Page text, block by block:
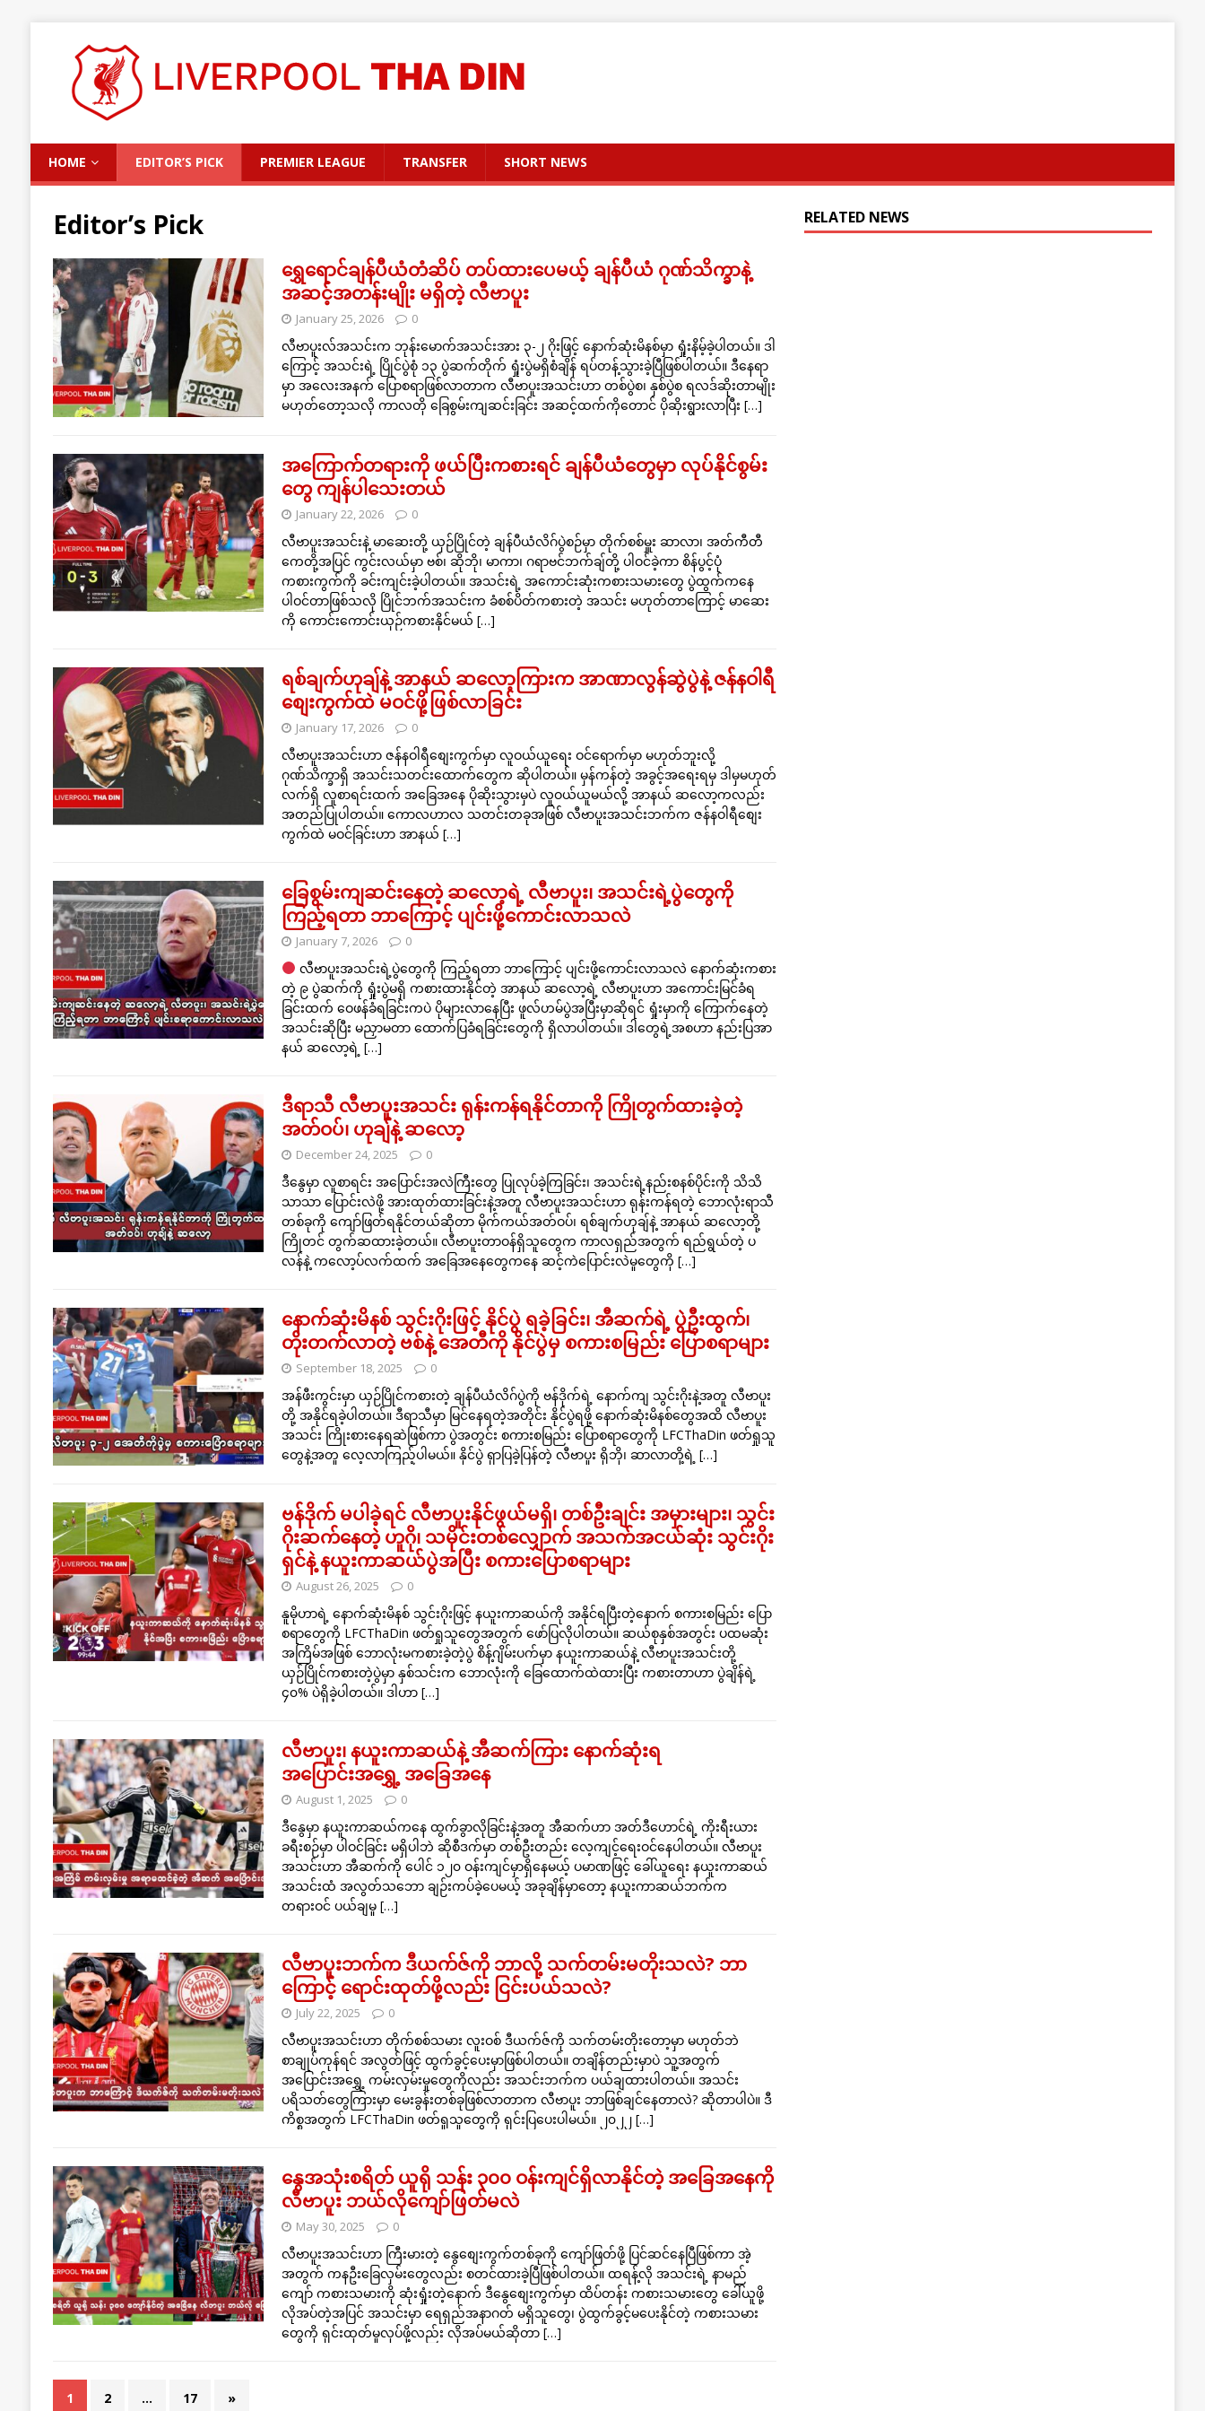
HOME EDITOR’S PICK PREMIER LEAGUE TRANSFER SHORT NEWS
Editor’s Pick
ရွှေရောင်ချန်ပီယံတံဆိပ် တပ်ထားပေမယ့် ချန်ပီယံ ဂုဏ်သိက္ခာနဲ့
အဆင့်အတန်းမျိုး မရှိတဲ့ လီဗာပူး
January 25, 2026 0
လီဗာပူးလ်အသင်းက ဘုန်းမောက်အသင်းအား ၃-၂ ဂိုးဖြင့် နောက်ဆုံးမိနစ်မှာ ရှုံးနိမ့်ခဲ့ပါတယ်။ ဒါ
ကြောင့် အသင်းရဲ့ ပြိုင်ပွဲစုံ ၁၃ ပွဲဆက်တိုက် ရှုံးပွဲမရှိစံချိန် ရပ်တန့်သွားခဲ့ပြီဖြစ်ပါတယ်။ ဒီနေရာ
မှာ အလေးအနက် ပြောစရာဖြစ်လာတာက လီဗာပူးအသင်းဟာ တစ်ပွဲစ၊ နှစ်ပွဲစ ရလဒ်ဆိုးတာမျိုး
မဟုတ်တော့သလို ကာလတို ခြေစွမ်းကျဆင်းခြင်း အဆင့်ထက်ကိုတောင် ပိုဆိုးရွားလာပြီး […]
အကြောက်တရားကို ဖယ်ပြီးကစားရင် ချန်ပီယံတွေမှာ လုပ်နိုင်စွမ်း
တွေ ကျန်ပါသေးတယ်
January 22, 2026 0
လီဗာပူးအသင်းနဲ့ မာဆေးတို့ ယှဉ်ပြိုင်တဲ့ ချန်ပီယံလိဂ်ပွဲစဉ်မှာ တိုက်စစ်မှူး ဆာလာ၊ အတ်ကီတီ
ကေတို့အပြင် ကွင်းလယ်မှာ ဗစ်၊ ဆိုဘို၊ မာကာ၊ ဂရာဗင်ဘက်ချ်တို့ ပါဝင်ခဲ့ကာ စိန်ပွင့်ပုံ
ကစားကွက်ကို ခင်းကျင်းခဲ့ပါတယ်။ အသင်းရဲ့ အကောင်းဆုံးကစားသမားတွေ ပွဲထွက်ကနေ
ပါဝင်တာဖြစ်သလို ပြိုင်ဘက်အသင်းက ခံစစ်ပိတ်ကစားတဲ့ အသင်း မဟုတ်တာကြောင့် မာဆေး
ကို ကောင်းကောင်းယှဉ်ကစားနိုင်မယ် […]
ရစ်ချက်ဟုချ်နဲ့ အာနယ် ဆလော့ကြားက အာဏာလွန်ဆွဲပွဲနဲ့ ဇန်နဝါရီ
စျေးကွက်ထဲ မဝင်ဖို့ဖြစ်လာခြင်း
January 17, 2026 0
လီဗာပူးအသင်းဟာ ဇန်နဝါရီစျေးကွက်မှာ လူဝယ်ယူရေး ဝင်ရောက်မှာ မဟုတ်ဘူးလို့
ဂုဏ်သိက္ခာရှိ အသင်းသတင်းထောက်တွေက ဆိုပါတယ်။ မှန်ကန်တဲ့ အခွင့်အရေးရမှ ဒါမှမဟုတ်
လက်ရှိ လူစာရင်းထက် အခြေအနေ ပိုဆိုးသွားမှပဲ လူဝယ်ယူမယ်လို့ အာနယ် ဆလော့ကလည်း
အတည်ပြုပါတယ်။ ကောလဟာလ သတင်းတခုအဖြစ် လီဗာပူးအသင်းဘက်က ဇန်နဝါရီစျေး
ကွက်ထဲ မဝင်ခြင်းဟာ အာနယ် […]
ခြေစွမ်းကျဆင်းနေတဲ့ ဆလော့ရဲ့ လီဗာပူး၊ အသင်းရဲ့ပွဲတွေကို
ကြည့်ရတာ ဘာကြောင့် ပျင်းဖို့ကောင်းလာသလဲ
January 7, 2026 0
လီဗာပူးအသင်းရဲ့ပွဲတွေကို ကြည့်ရတာ ဘာကြောင့် ပျင်းဖို့ကောင်းလာသလဲ နောက်ဆုံးကစား
တဲ့ ၉ ပွဲဆက်ကို ရှုံးပွဲမရှိ ကစားထားနိုင်တဲ့ အာနယ် ဆလော့ရဲ့ လီဗာပူးဟာ အကောင်းမြင်ခံရ
ခြင်းထက် ဝေဖန်ခံရခြင်းကပဲ ပိုများလာနေပြီး ဖူလ်ဟမ်ပွဲအပြီးမှာဆိုရင် ရှုံးမှာကို ကြောက်နေတဲ့
အသင်းဆိုပြီး မညှာမတာ ထောက်ပြခံရခြင်းတွေကို ရှိလာပါတယ်။ ဒါတွေရဲ့အစဟာ နည်းပြအာ
နယ် ဆလော့ရဲ့ […]
ဒီရာသီ လီဗာပူးအသင်း ရုန်းကန်ရနိုင်တာကို ကြိုတွက်ထားခဲ့တဲ့
အတ်ဝပ်၊ ဟုချ်နဲ့ ဆလော့
December 24, 2025 0
ဒီနွေမှာ လူစာရင်း အပြောင်းအလဲကြီးတွေ ပြုလုပ်ခဲ့ကြခြင်း၊ အသင်းရဲ့နည်းစနစ်ပိုင်းကို သိသိ
သာသာ ပြောင်းလဲဖို့ အားထုတ်ထားခြင်းနဲ့အတူ လီဗာပူးအသင်းဟာ ရုန်းကန်ရတဲ့ ဘောလုံးရာသီ
တစ်ခုကို ကျော်ဖြတ်ရနိုင်တယ်ဆိုတာ မိုက်ကယ်အတ်ဝပ်၊ ရစ်ချက်ဟုချ်နဲ့ အာနယ် ဆလော့တို့
ကြိုတင် တွက်ဆထားခဲ့တယ်။ လီဗာပူးတာဝန်ရှိသူတွေက ကာလရှည်အတွက် ရည်ရွယ်တဲ့ ပ
လန်နဲ့ ကလော့ပ်လက်ထက် အခြေအနေတွေကနေ ဆင့်ကဲပြောင်းလဲမှုတွေကို […]
နောက်ဆုံးမိနစ် သွင်းဂိုးဖြင့် နိုင်ပွဲ ရခဲ့ခြင်း၊ အီဆက်ရဲ့ ပွဲဦးထွက်၊
တိုးတက်လာတဲ့ ဗစ်နဲ့ အေတီကို နိုင်ပွဲမှ စကားစမြည်း ပြောစရာများ
September 18, 2025 0
အန်ဖီးကွင်းမှာ ယှဉ်ပြိုင်ကစားတဲ့ ချန်ပီယံလိဂ်ပွဲကို ဗန်ဒိုက်ရဲ့ နောက်ကျ သွင်းဂိုးနဲ့အတူ လီဗာပူး
တို့ အနိုင်ရခဲ့ပါတယ်။ ဒီရာသီမှာ မြင်နေရတဲ့အတိုင်း နိုင်ပွဲရဖို့ နောက်ဆုံးမိနစ်တွေအထိ လီဗာပူး
အသင်း ကြိုးစားနေရဆဲဖြစ်ကာ ပွဲအတွင်း စကားစမြည်း ပြောစရာတွေကို LFCThaDin ဖတ်ရှုသူ
တွေနဲ့အတူ လေ့လာကြည့်ပါမယ်။ နိုင်ပွဲ ရှာပြခဲ့ပြန်တဲ့ လီဗာပူး ရိုဘို၊ ဆာလာတို့ရဲ့ […]
ဗန်ဒိုက် မပါခဲ့ရင် လီဗာပူးနိုင်ဖွယ်မရှိ၊ တစ်ဦးချင်း အမှားများ၊ သွင်း
ဂိုးဆက်နေတဲ့ ဟူဂို၊ သမိုင်းတစ်လျှောက် အသက်အငယ်ဆုံး သွင်းဂိုး
ရှင်နဲ့ နယူးကာဆယ်ပွဲအပြီး စကားပြောစရာများ
August 26, 2025 0
နူမိုဟာရဲ့ နောက်ဆုံးမိနစ် သွင်းဂိုးဖြင့် နယူးကာဆယ်ကို အနိုင်ရပြီးတဲ့နောက် စကားစမြည်း ပြော
စရာတွေကို LFCThaDin ဖတ်ရှုသူတွေအတွက် ဖော်ပြလိုပါတယ်။ ဆယ်စုနှစ်အတွင်း ပထမဆုံး
အကြိမ်အဖြစ် ဘောလုံးမကစားခဲ့တဲ့ပွဲ စိန့်ဂျိမ်းပက်မှာ နယူးကာဆယ်နဲ့ လီဗာပူးအသင်းတို့
ယှဉ်ပြိုင်ကစားတဲ့ပွဲမှာ နှစ်သင်းက ဘောလုံးကို ခြေထောက်ထဲထားပြီး ကစားတာဟာ ပွဲချိန်ရဲ့
၄၀% ပဲရှိခဲ့ပါတယ်။ ဒါဟာ […]
လီဗာပူး၊ နယူးကာဆယ်နဲ့ အီဆက်ကြား နောက်ဆုံးရ
အပြောင်းအရွှေ့ အခြေအနေ
August 1, 2025 0
ဒီနွေမှာ နယူးကာဆယ်ကနေ ထွက်ခွာလိုခြင်းနဲ့အတူ အီဆက်ဟာ အတ်ဒီဟောင်ရဲ့ ကိုးရီးယား
ခရီးစဉ်မှာ ပါဝင်ခြင်း မရှိပါဘဲ ဆိုစီဒက်မှာ တစ်ဦးတည်း လေ့ကျင့်ရေးဝင်နေပါတယ်။ လီဗာပူး
အသင်းဟာ အီဆက်ကို ပေါင် ၁၂၀ ဝန်းကျင်မှာရှိနေမယ့် ပမာဏဖြင့် ခေါ်ယူရေး နယူးကာဆယ်
အသင်းထံ အလွတ်သဘော ချဉ်းကပ်ခဲ့ပေမယ့် အခုချိန်မှာတော့ နယူးကာဆယ်ဘက်က
တရားဝင် ပယ်ချမှု […]
လီဗာပူးဘက်က ဒီယက်ဇ်ကို ဘာလို့ သက်တမ်းမတိုးသလဲ? ဘာ
ကြောင့် ရောင်းထုတ်ဖို့လည်း ငြင်းပယ်သလဲ?
July 22, 2025 0
လီဗာပူးအသင်းဟာ တိုက်စစ်သမား လူးဝစ် ဒီယက်ဇ်ကို သက်တမ်းတိုးတော့မှာ မဟုတ်ဘဲ
စာချုပ်ကုန်ရင် အလွတ်ဖြင့် ထွက်ခွင့်ပေးမှာဖြစ်ပါတယ်။ တချိန်တည်းမှာပဲ သူ့အတွက်
အပြောင်းအရွှေ့ ကမ်းလှမ်းမှုတွေကိုလည်း အသင်းဘက်က ပယ်ချထားပါတယ်။ အသင်း
ပရိသတ်တွေကြားမှာ မေးခွန်းတစ်ခုဖြစ်လာတာက လီဗာပူး ဘာဖြစ်ချင်နေတာလဲ? ဆိုတာပါပဲ။ ဒီ
ကိစ္စအတွက် LFCThaDin ဖတ်ရှုသူတွေကို ရှင်းပြပေးပါမယ်။ ၂၀၂၂ […]
နွေအသုံးစရိတ် ယူရို သန်း ၃၀၀ ဝန်းကျင်ရှိလာနိုင်တဲ့ အခြေအနေကို
လီဗာပူး ဘယ်လိုကျော်ဖြတ်မလဲ
May 30, 2025 0
လီဗာပူးအသင်းဟာ ကြီးမားတဲ့ နွေစျေးကွက်တစ်ခုကို ကျော်ဖြတ်ဖို့ ပြင်ဆင်နေပြီဖြစ်ကာ အဲ့
အတွက် ကနဦးခြေလှမ်းတွေလည်း စတင်ထားခဲ့ပြီဖြစ်ပါတယ်။ ထရန့်လို အသင်းရဲ့ နာမည်
ကျော် ကစားသမားကို ဆုံးရှုံးတဲ့နောက် ဒီနွေစျေးကွက်မှာ ထိပ်တန်း ကစားသမားတွေ ခေါ်ယူဖို့
လိုအပ်တဲ့အပြင် အသင်းမှာ ရေရှည်အနာဂတ် မရှိသူတွေ၊ ပွဲထွက်ခွင့်မပေးနိုင်တဲ့ ကစားသမား
တွေကို ရှင်းထုတ်မှုလုပ်ဖို့လည်း လိုအပ်မယ်ဆိုတာ […]
1 2 … 17 »
RELATED NEWS